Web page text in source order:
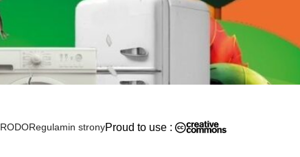
RODORegulamin stronyProud to use :